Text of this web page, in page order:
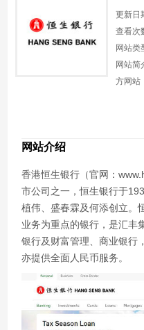
更新日
查看次
网站类
网站简
方网站
网站介绍
香港恒生银行（官网：
市公司之一，恒生银行于
植伟、盛春霖及何添创立。
业务为重点的银行，是汇丰
银行及财富管理、商业银行
亦提供全面人民币服务。